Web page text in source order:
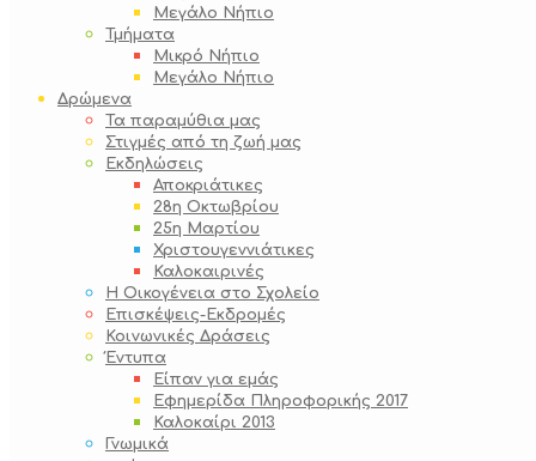
Μεγάλο Νήπιο
Τμήματα
Μικρό Νήπιο
Μεγάλο Νήπιο
Δρώμενα
Τα παραμύθια μας
Στιγμές από τη ζωή μας
Εκδηλώσεις
Αποκριάτικες
28η Οκτωβρίου
25η Μαρτίου
Χριστουγεννιάτικες
Καλοκαιρινές
Η Οικογένεια στο Σχολείο
Επισκέψεις-Εκδρομές
Κοινωνικές Δράσεις
Έντυπα
Είπαν για εμάς
Εφημερίδα Πληροφορικής 2017
Καλοκαίρι 2013
Γνωμικά